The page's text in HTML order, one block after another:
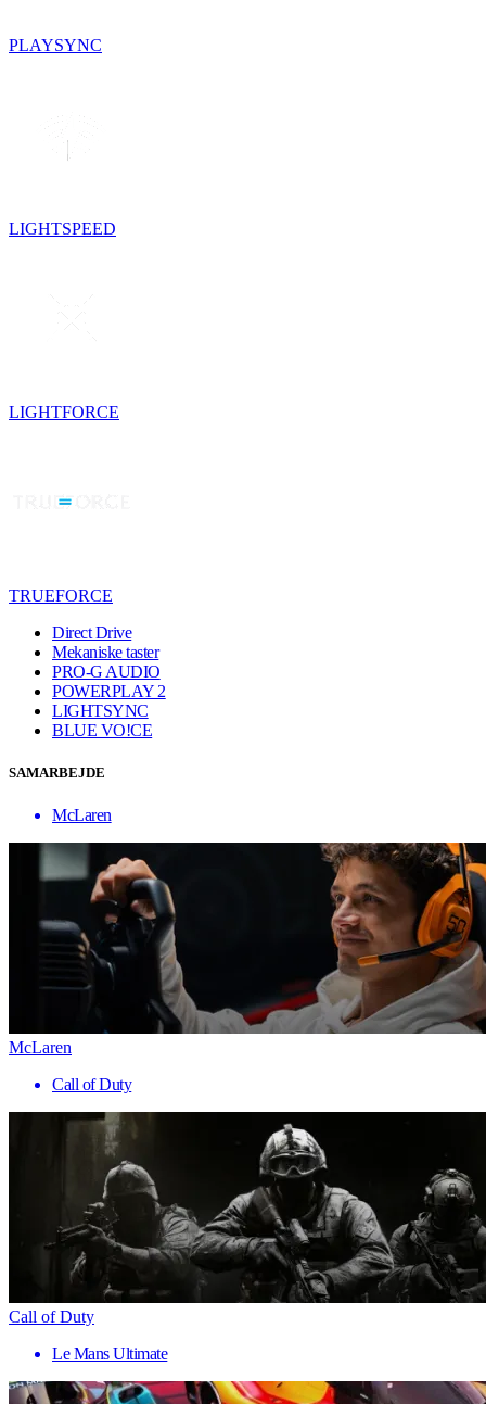
PLAYSYNC
LIGHTSPEED
LIGHTFORCE
TRUEFORCE
Direct Drive
Mekaniske taster
PRO-G AUDIO
POWERPLAY 2
LIGHTSYNC
BLUE VO!CE
SAMARBEJDE
McLaren
McLaren
Call of Duty
Call of Duty
Le Mans Ultimate